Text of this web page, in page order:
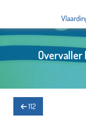
Overvaller
112